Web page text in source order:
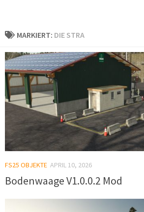
MARKIERT: DIE STRA
FS25 OBJEKTE APRIL 10, 2026
Bodenwaage V1.0.0.2 Mod